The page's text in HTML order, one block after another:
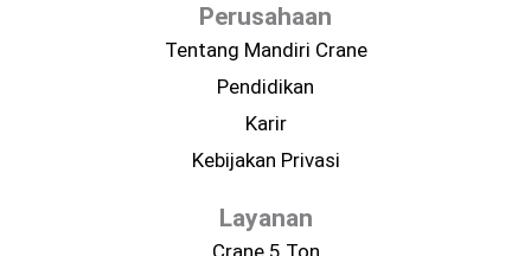
Layanan
Crane 5 Ton
Perusahaan
Tentang Mandiri Crane
Pendidikan
Karir
Kebijakan Privasi